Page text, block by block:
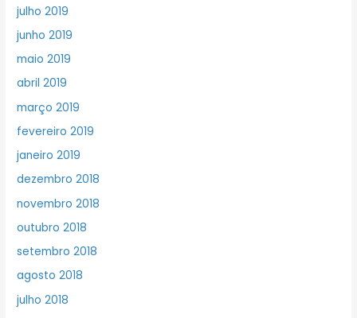
julho 2019
junho 2019
maio 2019
abril 2019
março 2019
fevereiro 2019
janeiro 2019
dezembro 2018
novembro 2018
outubro 2018
setembro 2018
agosto 2018
julho 2018